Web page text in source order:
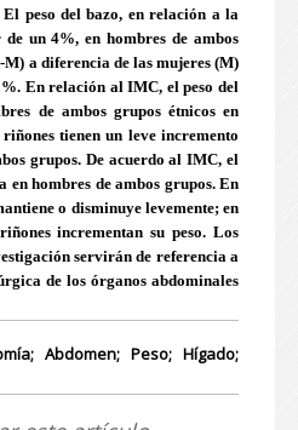
El peso del bazo, en relación a la
un 4%, en hombres de ambos
a diferencia de las mujeres (M)
En relación al IMC, el peso del
de ambos grupos étnicos en
tienen un leve incremento
grupos. De acuerdo al IMC, el
en hombres de ambos grupos. En
o disminuye levemente; en
incrementan su peso. Los
servirán de referencia a
de los órganos abdominales
Abdomen; Peso; Hígado;